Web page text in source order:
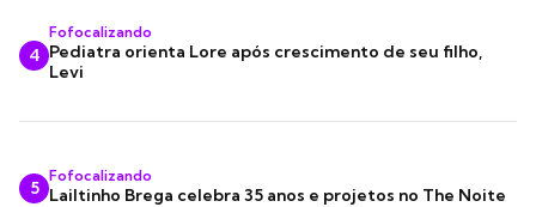
4
Fofocalizando
Pediatra orienta Lore após crescimento de seu filho,
Levi
5
Fofocalizando
Lailtinho Brega celebra 35 anos e projetos no The Noite